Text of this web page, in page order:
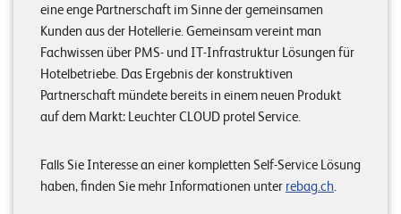
eine enge Partnerschaft im Sinne der gemeinsamen
Kunden aus der Hotellerie. Gemeinsam vereint man
Fachwissen über PMS- und IT-Infrastruktur Lösungen für
Hotelbetriebe. Das Ergebnis der konstruktiven
Partnerschaft mündete bereits in einem neuen Produkt
auf dem Markt: Leuchter CLOUD protel Service.
Falls Sie Interesse an einer kompletten Self-Service Lösung
haben, finden Sie mehr Informationen unter rebag.ch.